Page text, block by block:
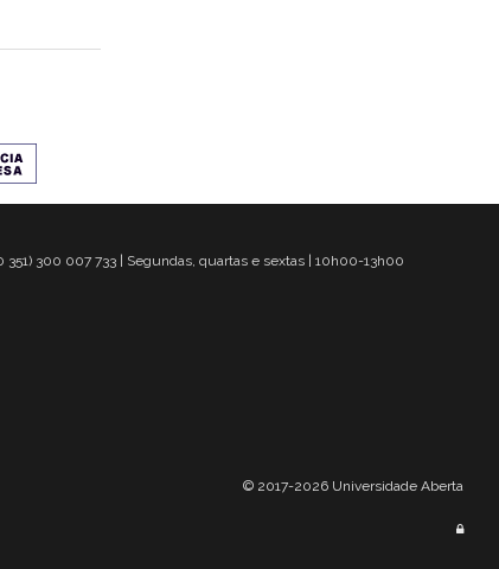
351) 300 007 733 | Segundas, quartas e sextas | 10h00-13h00
© 2017-2026 Universidade Aberta